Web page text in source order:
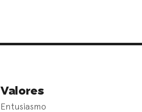
Valores
Entusiasmo